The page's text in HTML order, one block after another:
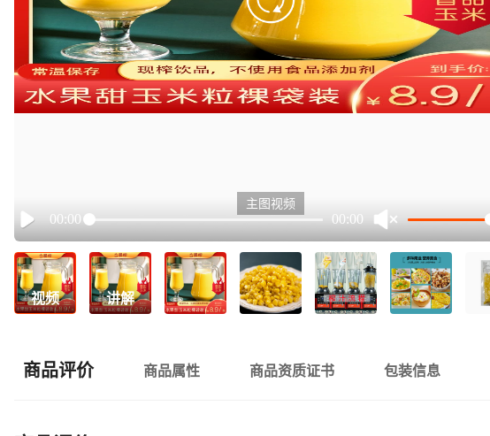
retry
Play
00:00 00:00
主图视频
视频 讲解
商品评价 商品属性 商品资质证书 包装信息